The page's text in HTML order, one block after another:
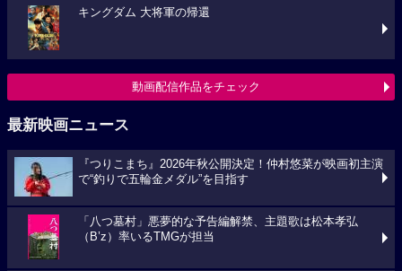
キングダム 大将軍の帰還
動画配信作品をチェック
最新映画ニュース
『つりこまち』2026年秋公開決定！仲村悠菜が映画初主演
で“釣りで五輪金メダル”を目指す
「八つ墓村」悪夢的な予告編解禁、主題歌は松本孝弘
（B’z）率いるTMGが担当